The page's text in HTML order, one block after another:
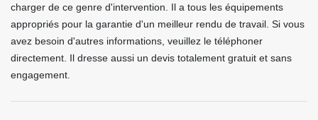
charger de ce genre d'intervention. Il a tous les équipements
appropriés pour la garantie d'un meilleur rendu de travail. Si vous
avez besoin d'autres informations, veuillez le téléphoner
directement. Il dresse aussi un devis totalement gratuit et sans
engagement.